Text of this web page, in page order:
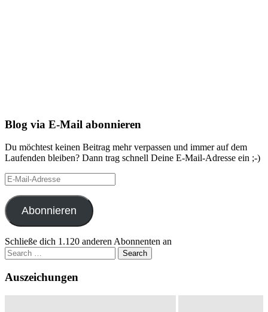
Blog via E-Mail abonnieren
Du möchtest keinen Beitrag mehr verpassen und immer auf dem
Laufenden bleiben? Dann trag schnell Deine E-Mail-Adresse ein ;-)
E-
Mail-
Adresse
Abonnieren
Schließe dich 1.120 anderen Abonnenten an
Search
for:
Auszeichungen